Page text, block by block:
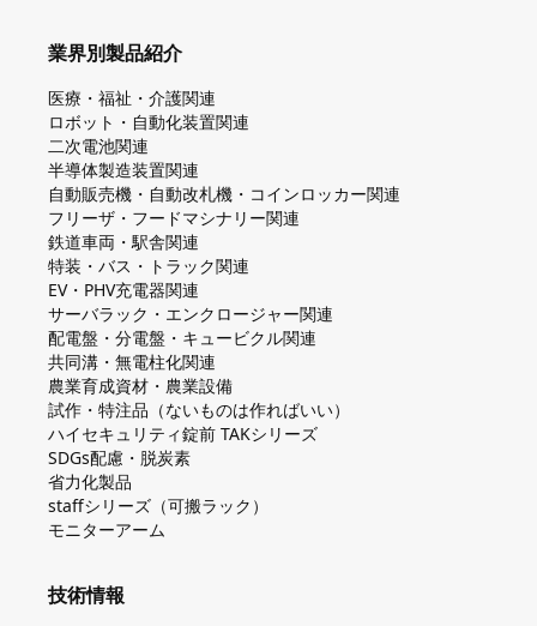
業界別製品紹介
医療・福祉・介護関連
ロボット・自動化装置関連
二次電池関連
半導体製造装置関連
自動販売機・自動改札機・コインロッカー関連
フリーザ・フードマシナリー関連
鉄道車両・駅舎関連
特装・バス・トラック関連
EV・PHV充電器関連
サーバラック・エンクロージャー関連
配電盤・分電盤・キュービクル関連
共同溝・無電柱化関連
農業育成資材・農業設備
試作・特注品（ないものは作ればいい）
ハイセキュリティ錠前 TAKシリーズ
SDGs配慮・脱炭素
省力化製品
staffシリーズ（可搬ラック）
モニターアーム
技術情報